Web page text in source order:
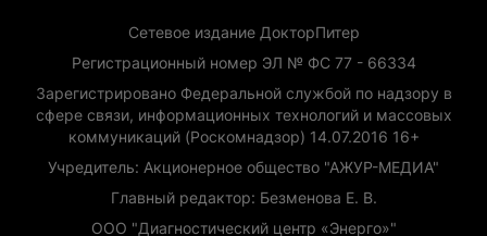
Сетевое издание ДокторПитер
Регистрационный номер ЭЛ № ФС 77 - 66334
Зарегистрировано Федеральной службой по надзору в
сфере связи, информационных технологий и массовых
коммуникаций (Роскомнадзор) 14.07.2016 16+
Учредитель: Акционерное общество "АЖУР-МЕДИА"
Главный редактор: Безменова Е. В.
ООО "Диагностический центр «Энерго»"